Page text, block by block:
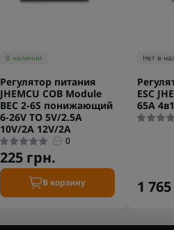
В наличии
Регулятор питания
JHEMCU COB Module
BEC 2-6S понижающий
6-26V TO 5V/2.5A
10V/2A 12V/2A
0
225 грн.
В корзину
Нет в
ESC
65A
1